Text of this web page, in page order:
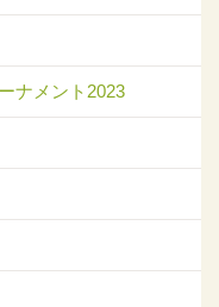
ナメント2023